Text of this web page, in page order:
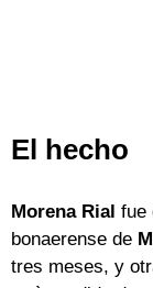
El hecho
Morena Rial fue
bonaerense de
tres meses, y